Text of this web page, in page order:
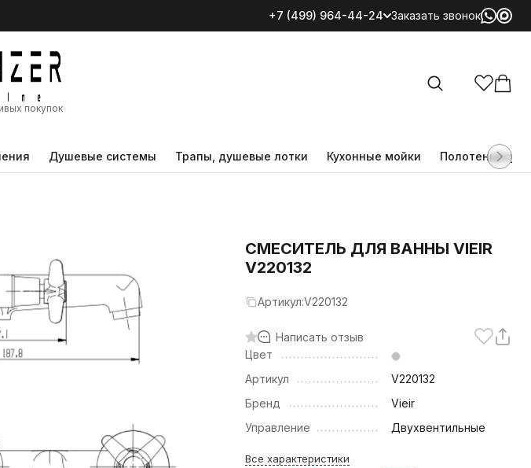
+7 (499) 964-44-24 Заказать звонок
покупок
Душевые системы Трапы, душевые лотки Кухонные мойки
СМЕСИТЕЛЬ ДЛЯ ВАННЫ VIEIR
V220132
Артикул:V220132
Написать отзыв
Цвет
Артикул
V220132
Бренд
Vieir
Управление
Двухвентильные
Все характеристики